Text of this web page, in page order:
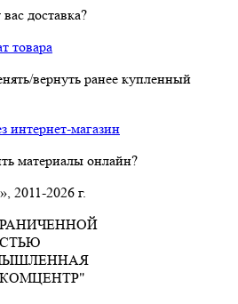
доставка?
товара
вернуть ранее купленный
интернет-магазин
материалы онлайн?
2026 г.